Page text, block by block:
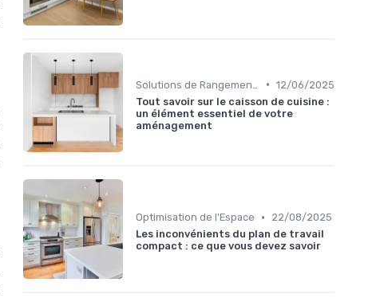
• 12/06/2025
Tout savoir sur le caisson de cuisine :
un élément essentiel de votre
aménagement
Optimisation de l'Espace •
22/08/2025
Les inconvénients du plan de travail
compact : ce que vous devez savoir